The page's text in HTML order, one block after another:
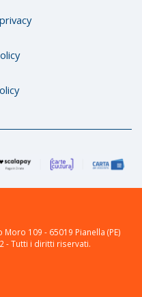
109 - 65019 Pianella (PE)
- Tutti i diritti riservati.